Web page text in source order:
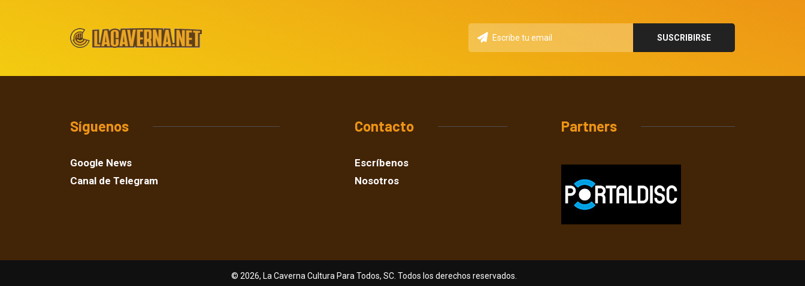
Síguenos
Google News
Canal de Telegram
Contacto
Escríbenos
Nosotros
Partners
© 2026, La Caverna Cultura Para Todos, SC. Todos los derechos reservados.